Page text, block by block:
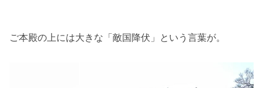
ご本殿の上には大きな「敵国降伏」という言葉が。